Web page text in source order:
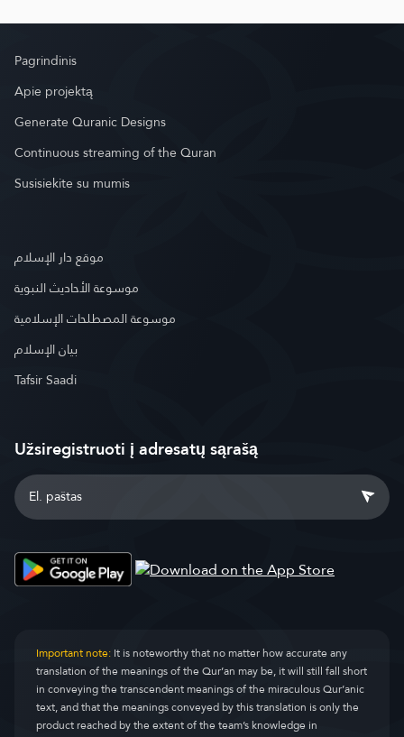
Pagrindinis
Apie projektą
Generate Quranic Designs
Continuous streaming of the Quran
Susisiekite su mumis
موقع دار الإسلام
موسوعة الأحاديث النبوية
موسوعة المصطلحات الإسلامية
بيان الإسلام
Tafsir Saadi
Užsiregistruoti į adresatų sąrašą
Important note:It is noteworthy that no matter how accurate any
translation of the meanings of the Qur’an may be, it will still fall short
in conveying the transcendent meanings of the miraculous Qur’anic
text, and that the meanings conveyed by this translation is only the
product reached by the extent of the team’s knowledge in